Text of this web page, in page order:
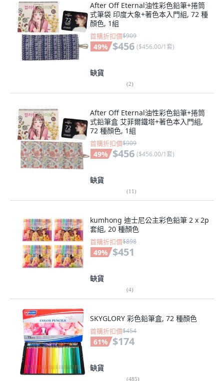
After Off Eternal油性彩色鉛筆+捲筒
式筆袋 印度大象+著色本入門組, 72 種
顏色, 1組
首購折扣價$909
49% $456 ($456.00/1套)
缺貨
(2)
After Off Eternal油性彩色鉛筆+捲筒
式鉛筆盒 艾菲爾鐵塔+著色本入門組,
72 種顏色, 1組
首購折扣價$909
49% $456 ($456.00/1套)
缺貨
(11)
kumhong 迪士尼公主彩色鉛筆 2 x 2p
套組, 20 種顏色
首購折扣價$898
49% $451
缺貨
(4)
SKYGLORY 彩色鉛筆盒, 72 種顏色
首購折扣價$454
61% $174
缺貨
(485)